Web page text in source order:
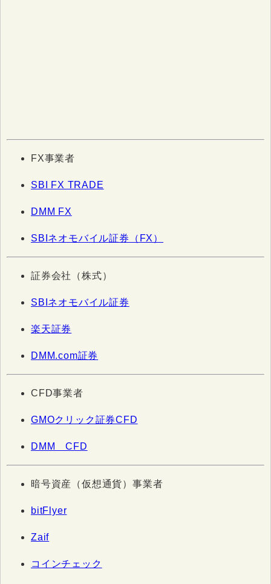
FX事業者
SBI FX TRADE
DMM FX
SBIネオモバイル証券（FX）
証券会社（株式）
SBIネオモバイル証券
楽天証券
DMM.com証券
CFD事業者
GMOクリック証券CFD
DMM CFD
暗号資産（仮想通貨）事業者
bitFlyer
Zaif
コインチェック